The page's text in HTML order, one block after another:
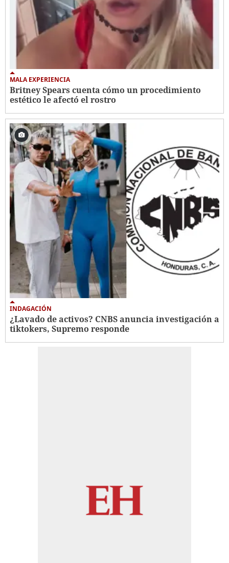
MALA EXPERIENCIA
Britney Spears cuenta cómo un procedimiento
estético le afectó el rostro
INDAGACIÓN
¿Lavado de activos? CNBS anuncia investigación a
tiktokers, Supremo responde